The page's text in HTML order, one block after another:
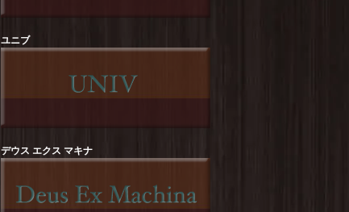
ROCK OFF :【RED HOT CHILI PEPPERS】
ROCK OFF :【RED HOT CHILI PEPPERS】
した！
ました！
ユニブ
デウス エクス マキナ